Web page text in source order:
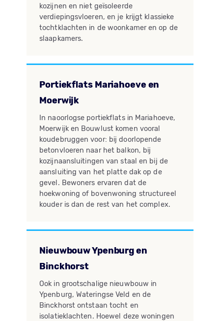
kozijnen en niet geïsoleerde
verdiepingsvloeren, en je krijgt klassieke
tochtklachten in de woonkamer en op de
slaapkamers.
Portiekflats Mariahoeve en
Moerwijk
In naoorlogse portiekflats in Mariahoeve,
Moerwijk en Bouwlust komen vooral
koudebruggen voor: bij doorlopende
betonvloeren naar het balkon, bij
kozijnaansluitingen van staal en bij de
aansluiting van het platte dak op de
gevel. Bewoners ervaren dat de
hoekwoning of bovenwoning structureel
kouder is dan de rest van het complex.
Nieuwbouw Ypenburg en
Binckhorst
Ook in grootschalige nieuwbouw in
Ypenburg, Wateringse Veld en de
Binckhorst ontstaan tocht en
isolatieklachten. Hoewel deze woningen